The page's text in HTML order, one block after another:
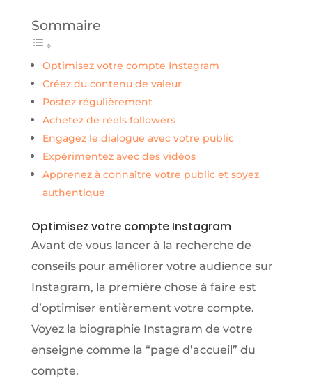
Sommaire
Optimisez votre compte Instagram
Créez du contenu de valeur
Postez régulièrement
Achetez de réels followers
Engagez le dialogue avec votre public
Expérimentez avec des vidéos
Apprenez à connaître votre public et soyez
authentique
Optimisez votre compte Instagram
Avant de vous lancer à la recherche de
conseils pour améliorer votre audience sur
Instagram, la première chose à faire est
d’optimiser entièrement votre compte.
Voyez la biographie Instagram de votre
enseigne comme la “page d’accueil” du
compte.